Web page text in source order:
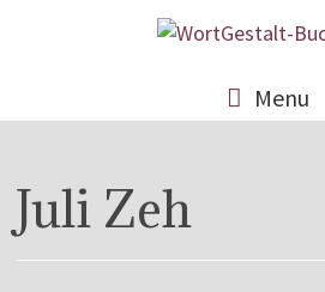
Menu
Juli Zeh